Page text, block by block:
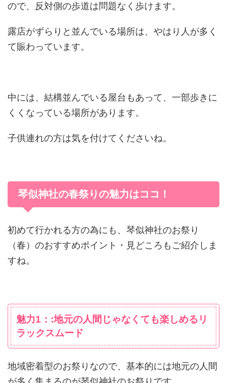
ので、反対側の歩道は問題なく歩けます。
露店がずらりと並んでいる場所は、やはり人が多く
て賑わっています。
中には、結構並んでいる屋台もあって、一部歩きに
くくなっている場所があります。
子供連れの方は気を付けてくださいね。
琴似神社の春祭りの魅力はココ！
初めて行かれる方の為にも、琴似神社のお祭り
（春）のおすすめポイント・見どころもご紹介しま
すね。
魅力1：:地元の人間じゃなくても楽しめるリ
ラックスムード
地域密着型のお祭りなので、基本的には地元の人間